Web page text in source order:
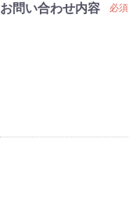
お問い合わせ内容 必須